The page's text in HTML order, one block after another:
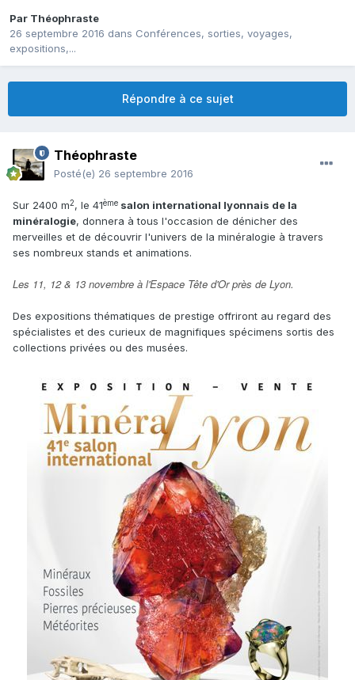
Par Théophraste
26 septembre 2016 dans Conférences, sorties, voyages,
expositions,...
Répondre à ce sujet
Théophraste
Posté(e) 26 septembre 2016
Sur 2400 m2, le 41ème salon international lyonnais de la
minéralogie, donnera à tous l'occasion de dénicher des
merveilles et de découvrir l'univers de la minéralogie à travers
ses nombreux stands et animations.
Les 11, 12 & 13 novembre à l'Espace Tête d'Or près de Lyon.
Des expositions thématiques de prestige offriront au regard des
spécialistes et des curieux de magnifiques spécimens sortis des
collections privées ou des musées.